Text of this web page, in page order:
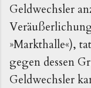
Geldwechsler
»Markthalle«),
gegen dessen
Geldwechs­ler